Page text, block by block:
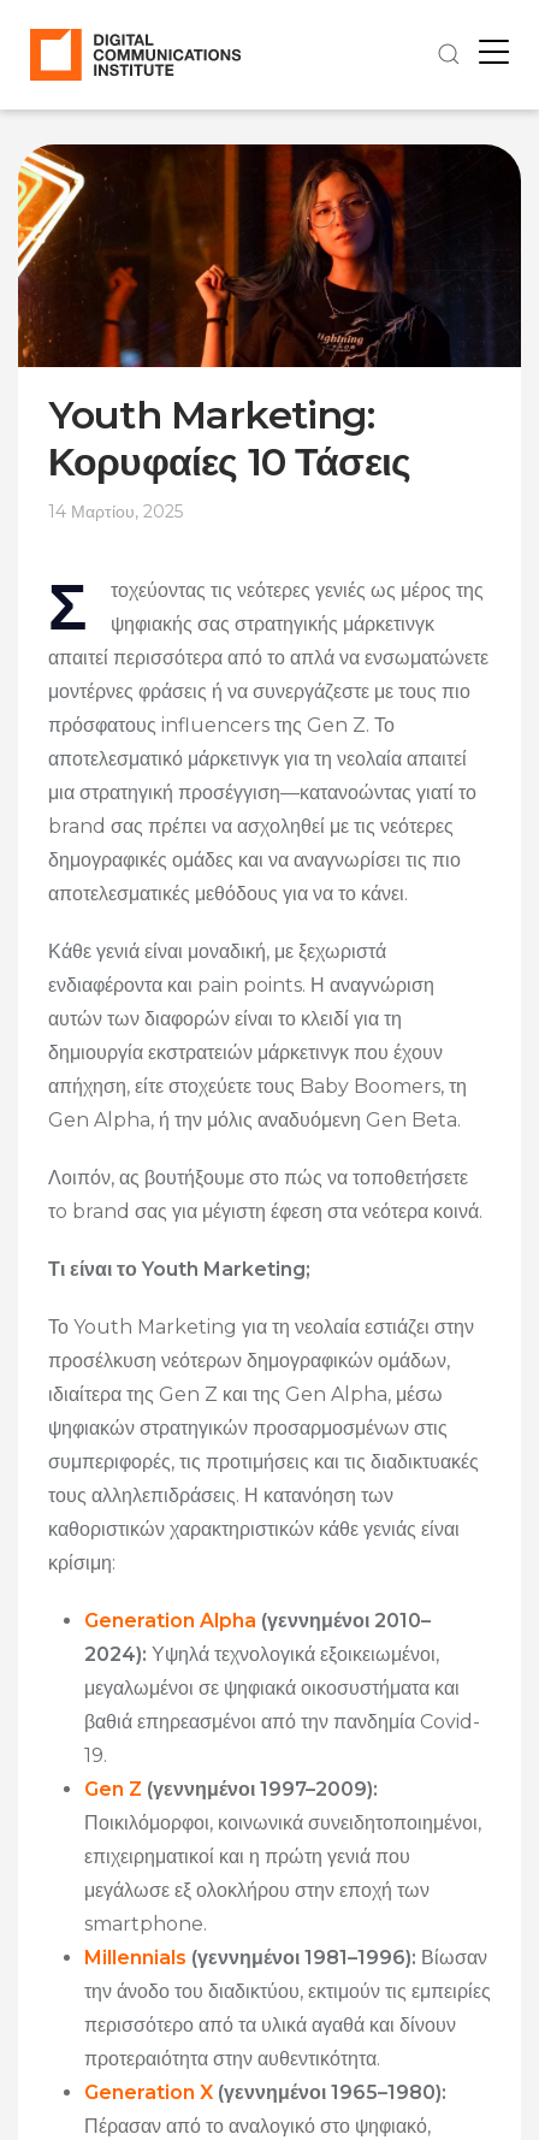
Youth Marketing:
Κορυφαίες 10 Τάσεις
14 Μαρτίου, 2025
Σ
τοχεύοντας τις νεότερες γενιές ως μέρος της
ψηφιακής σας στρατηγικής μάρκετινγκ
απαιτεί περισσότερα από το απλά να ενσωματώνετε
μοντέρνες φράσεις ή να συνεργάζεστε με τους πιο
πρόσφατους influencers της Gen Z. Το
αποτελεσματικό μάρκετινγκ για τη νεολαία απαιτεί
μια στρατηγική προσέγγιση—κατανοώντας γιατί το
brand σας πρέπει να ασχοληθεί με τις νεότερες
δημογραφικές ομάδες και να αναγνωρίσει τις πιο
αποτελεσματικές μεθόδους για να το κάνει.
Κάθε γενιά είναι μοναδική, με ξεχωριστά
ενδιαφέροντα και pain points. Η αναγνώριση
αυτών των διαφορών είναι το κλειδί για τη
δημιουργία εκστρατειών μάρκετινγκ που έχουν
απήχηση, είτε στοχεύετε τους Baby Boomers, τη
Gen Alpha, ή την μόλις αναδυόμενη Gen Beta.
Λοιπόν, ας βουτήξουμε στο πώς να τοποθετήσετε
τo brand σας για μέγιστη έφεση στα νεότερα κοινά.
Τι είναι το Youth Marketing;
Το Youth Marketing για τη νεολαία εστιάζει στην
προσέλκυση νεότερων δημογραφικών ομάδων,
ιδιαίτερα της Gen Z και της Gen Alpha, μέσω
ψηφιακών στρατηγικών προσαρμοσμένων στις
συμπεριφορές, τις προτιμήσεις και τις διαδικτυακές
τους αλληλεπιδράσεις. Η κατανόηση των
καθοριστικών χαρακτηριστικών κάθε γενιάς είναι
κρίσιμη:
Generation Alpha (γεννημένοι 2010–
2024): Υψηλά τεχνολογικά εξοικειωμένοι,
μεγαλωμένοι σε ψηφιακά οικοσυστήματα και
βαθιά επηρεασμένοι από την πανδημία Covid-
19.
Gen Z (γεννημένοι 1997–2009):
Ποικιλόμορφοι, κοινωνικά συνειδητοποιημένοι,
επιχειρηματικοί και η πρώτη γενιά που
μεγάλωσε εξ ολοκλήρου στην εποχή των
smartphone.
Millennials (γεννημένοι 1981–1996): Βίωσαν
την άνοδο του διαδικτύου, εκτιμούν τις εμπειρίες
περισσότερο από τα υλικά αγαθά και δίνουν
προτεραιότητα στην αυθεντικότητα.
Generation X (γεννημένοι 1965–1980):
Πέρασαν από το αναλογικό στο ψηφιακό,